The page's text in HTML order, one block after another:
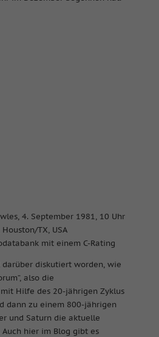
4. September 1981, 10 Uhr
Houston/TX, USA
mit einem C-Rating
diskutiert worden, wie
also die
Hilfe des 20-jährigen Zyklus
dann zu einem 800-jährigen
und Saturn die aktuelle
hier im Blog gibt es